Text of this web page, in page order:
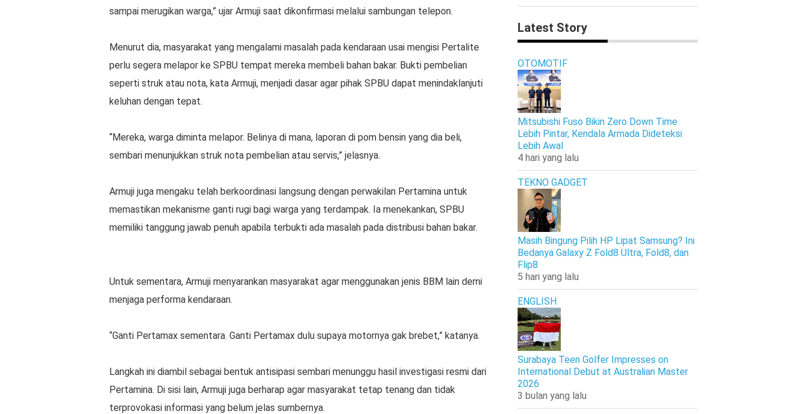
sampai merugikan warga,” ujar Armuji saat dikonfirmasi melalui sambungan telepon.
Menurut dia, masyarakat yang mengalami masalah pada kendaraan usai mengisi Pertalite
perlu segera melapor ke SPBU tempat mereka membeli bahan bakar. Bukti pembelian
seperti struk atau nota, kata Armuji, menjadi dasar agar pihak SPBU dapat menindaklanjuti
keluhan dengan tepat.
“Mereka, warga diminta melapor. Belinya di mana, laporan di pom bensin yang dia beli,
sembari menunjukkan struk nota pembelian atau servis,” jelasnya.
Armuji juga mengaku telah berkoordinasi langsung dengan perwakilan Pertamina untuk
memastikan mekanisme ganti rugi bagi warga yang terdampak. Ia menekankan, SPBU
memiliki tanggung jawab penuh apabila terbukti ada masalah pada distribusi bahan bakar.
Untuk sementara, Armuji menyarankan masyarakat agar menggunakan jenis BBM lain demi
menjaga performa kendaraan.
“Ganti Pertamax sementara. Ganti Pertamax dulu supaya motornya gak brebet,” katanya.
Langkah ini diambil sebagai bentuk antisipasi sembari menunggu hasil investigasi resmi dari
Pertamina. Di sisi lain, Armuji juga berharap agar masyarakat tetap tenang dan tidak
terprovokasi informasi yang belum jelas sumbernya.
Latest Story
OTOMOTIF
Mitsubishi Fuso Bikin Zero Down Time
Lebih Pintar, Kendala Armada Dideteksi
Lebih Awal
4 hari yang lalu
TEKNO GADGET
Masih Bingung Pilih HP Lipat Samsung? Ini
Bedanya Galaxy Z Fold8 Ultra, Fold8, dan
Flip8
5 hari yang lalu
ENGLISH
Surabaya Teen Golfer Impresses on
International Debut at Australian Master
2026
3 bulan yang lalu